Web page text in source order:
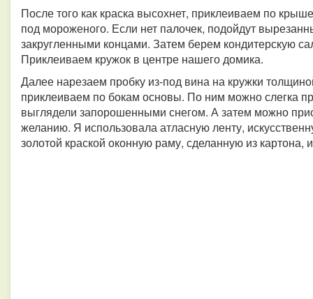
После того как краска высохнет, приклеиваем по
под мороженого. Если нет палочек, подойдут
закругленными концами. Затем берем кондитерскую
Приклеиваем кружок в центре нашего домика.
Далее нарезаем пробку из-под вина на кружки
приклеиваем по бокам основы. По ним можно слегка
выглядели запорошенными снегом. А затем можно
желанию. Я использовала атласную ленту,
золотой краской оконную раму, сделанную из